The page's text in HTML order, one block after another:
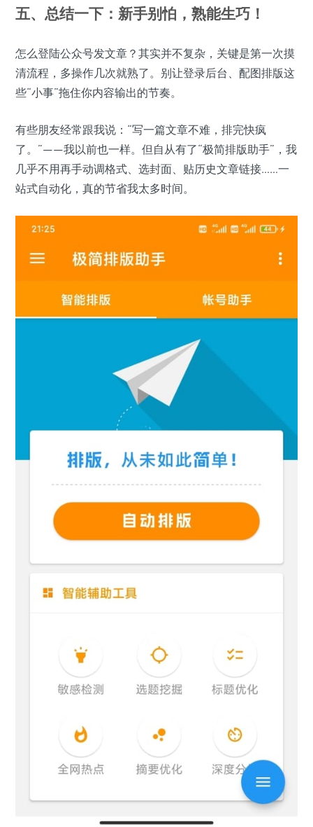
五、总结一下：新手别怕，熟能生巧！
怎么登陆公众号发文章？其实并不复杂，关键是第一次摸
清流程，多操作几次就熟了。别让登录后台、配图排版这
些“小事”拖住你内容输出的节奏。
有些朋友经常跟我说：“写一篇文章不难，排完快疯
了。”——我以前也一样。但自从有了“极简排版助手”，我
几乎不用再手动调格式、选封面、贴历史文章链接……一
站式自动化，真的节省我太多时间。